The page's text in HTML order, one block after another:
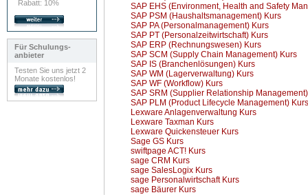
Rabatt: 10%
Für Schulungs-
anbieter
Testen Sie uns jetzt 2
Monate kostenlos!
SAP EHS (Environment, Health and Safety
SAP PSM (Haushaltsmanagement) Kurs
SAP PA (Personalmanagement) Kurs
SAP PT (Personalzeitwirtschaft) Kurs
SAP ERP (Rechnungswesen) Kurs
SAP SCM (Supply Chain Management) Kurs
SAP IS (Branchenlösungen) Kurs
SAP WM (Lagerverwaltung) Kurs
SAP WF (Workflow) Kurs
SAP SRM (Supplier Relationship
SAP PLM (Product Lifecycle Management) Kurs
Lexware Anlagenverwaltung Kurs
Lexware Taxman Kurs
Lexware Quickensteuer Kurs
Sage GS Kurs
swiftpage ACT! Kurs
sage CRM Kurs
sage SalesLogix Kurs
sage Personalwirtschaft Kurs
sage Bäurer Kurs